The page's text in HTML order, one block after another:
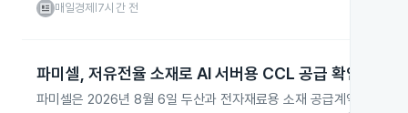
매일경제 7시간 전
파미셀, 저유전율 소재로 AI 서버용 CCL 공급 확인
파미셀은 2026년 8월 6일 두산과 전자재료용 소재 공급계약을 체결